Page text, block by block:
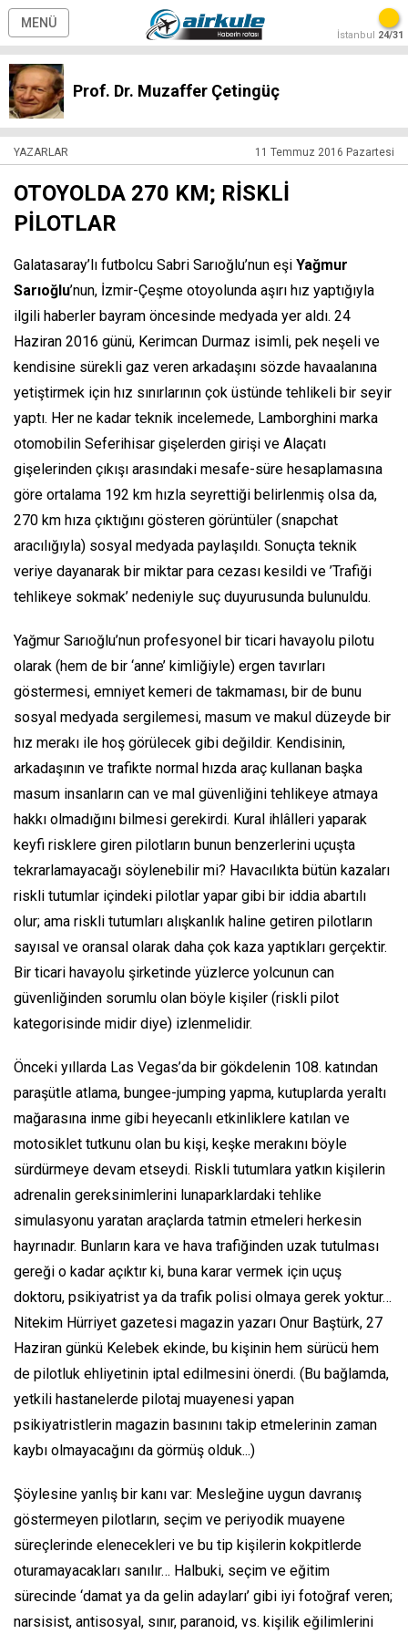
MENÜ
İstanbul 24/31
Prof. Dr. Muzaffer Çetingüç
YAZARLAR 11 Temmuz 2016 Pazartesi
OTOYOLDA 270 KM; RİSKLİ
PİLOTLAR
Galatasaray’lı futbolcu Sabri Sarıoğlu’nun eşi Yağmur
Sarıoğlu’nun, İzmir-Çeşme otoyolunda aşırı hız yaptığıyla
ilgili haberler bayram öncesinde medyada yer aldı. 24
Haziran 2016 günü, Kerimcan Durmaz isimli, pek neşeli ve
kendisine sürekli gaz veren arkadaşını sözde havaalanına
yetiştirmek için hız sınırlarının çok üstünde tehlikeli bir seyir
yaptı. Her ne kadar teknik incelemede, Lamborghini marka
otomobilin Seferihisar gişelerden girişi ve Alaçatı
gişelerinden çıkışı arasındaki mesafe-süre hesaplamasına
göre ortalama 192 km hızla seyrettiği belirlenmiş olsa da,
270 km hıza çıktığını gösteren görüntüler (snapchat
aracılığıyla) sosyal medyada paylaşıldı. Sonuçta teknik
veriye dayanarak bir miktar para cezası kesildi ve ’Trafiği
tehlikeye sokmak’ nedeniyle suç duyurusunda bulunuldu.
Yağmur Sarıoğlu’nun profesyonel bir ticari havayolu pilotu
olarak (hem de bir ‘anne’ kimliğiyle) ergen tavırları
göstermesi, emniyet kemeri de takmaması, bir de bunu
sosyal medyada sergilemesi, masum ve makul düzeyde bir
hız merakı ile hoş görülecek gibi değildir. Kendisinin,
arkadaşının ve trafikte normal hızda araç kullanan başka
masum insanların can ve mal güvenliğini tehlikeye atmaya
hakkı olmadığını bilmesi gerekirdi. Kural ihlâlleri yaparak
keyfi risklere giren pilotların bunun benzerlerini uçuşta
tekrarlamayacağı söylenebilir mi? Havacılıkta bütün kazaları
riskli tutumlar içindeki pilotlar yapar gibi bir iddia abartılı
olur; ama riskli tutumları alışkanlık haline getiren pilotların
sayısal ve oransal olarak daha çok kaza yaptıkları gerçektir.
Bir ticari havayolu şirketinde yüzlerce yolcunun can
güvenliğinden sorumlu olan böyle kişiler (riskli pilot
kategorisinde midir diye) izlenmelidir.
Önceki yıllarda Las Vegas’da bir gökdelenin 108. katından
paraşütle atlama, bungee-jumping yapma, kutuplarda yeraltı
mağarasına inme gibi heyecanlı etkinliklere katılan ve
motosiklet tutkunu olan bu kişi, keşke merakını böyle
sürdürmeye devam etseydi. Riskli tutumlara yatkın kişilerin
adrenalin gereksinimlerini lunaparklardaki tehlike
simulasyonu yaratan araçlarda tatmin etmeleri herkesin
hayrınadır. Bunların kara ve hava trafiğinden uzak tutulması
gereği o kadar açıktır ki, buna karar vermek için uçuş
doktoru, psikiyatrist ya da trafik polisi olmaya gerek yoktur…
Nitekim Hürriyet gazetesi magazin yazarı Onur Baştürk, 27
Haziran günkü Kelebek ekinde, bu kişinin hem sürücü hem
de pilotluk ehliyetinin iptal edilmesini önerdi. (Bu bağlamda,
yetkili hastanelerde pilotaj muayenesi yapan
psikiyatristlerin magazin basınını takip etmelerinin zaman
kaybı olmayacağını da görmüş olduk...)
Şöylesine yanlış bir kanı var: Mesleğine uygun davranış
göstermeyen pilotların, seçim ve periyodik muayene
süreçlerinde elenecekleri ve bu tip kişilerin kokpitlerde
oturamayacakları sanılır… Halbuki, seçim ve eğitim
sürecinde ‘damat ya da gelin adayları’ gibi iyi fotoğraf veren;
narsisist, antisosyal, sınır, paranoid, vs. kişilik eğilimlerini